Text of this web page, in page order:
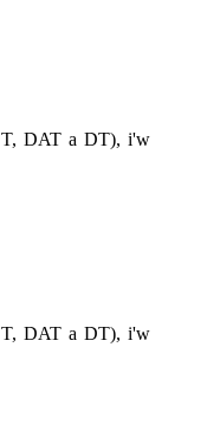
T, DAT a DT), i'w
T, DAT a DT), i'w